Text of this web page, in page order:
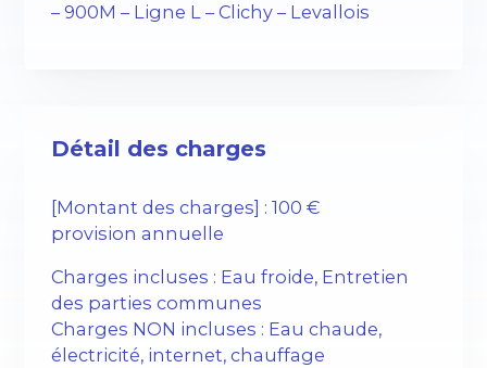
– 900M – Ligne L – Clichy – Levallois
Détail des charges
[Montant des charges] : 100 €
provision annuelle
Charges incluses : Eau froide, Entretien
des parties communes
Charges NON incluses : Eau chaude,
électricité, internet, chauffage